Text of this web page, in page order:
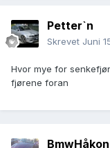
Petter`n
Skrevet Juni
Hvor mye for
fjørene foran
BmwHåkon